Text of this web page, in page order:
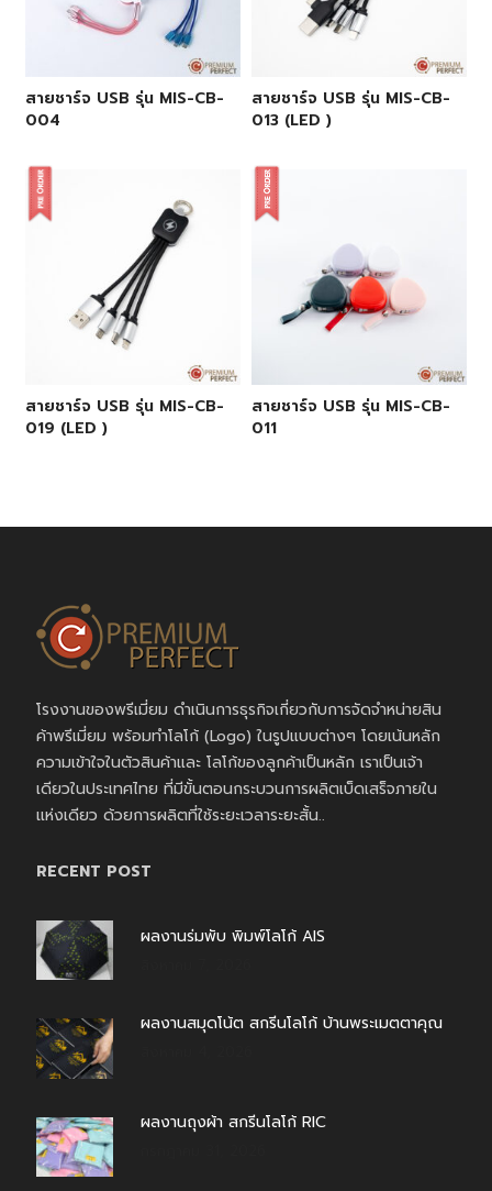
สายชาร์จ USB รุ่น MIS-CB-
004
สายชาร์จ USB รุ่น MIS-CB-
013 (LED )
สายชาร์จ USB รุ่น MIS-CB-
019 (LED )
สายชาร์จ USB รุ่น MIS-CB-
011
โรงงานของพรีเมี่ยม ดำเนินการธุรกิจเกี่ยวกับการจัดจำหน่ายสิน
ค้าพรีเมี่ยม พร้อมทำโลโก้ (Logo) ในรูปแบบต่างๆ โดยเน้นหลัก
ความเข้าใจในตัวสินค้าและ โลโก้ของลูกค้าเป็นหลัก เราเป็นเจ้า
เดียวในประเทศไทย ที่มีขั้นตอนกระบวนการผลิตเบ็ดเสร็จภายใน
แห่งเดียว ด้วยการผลิตที่ใช้ระยะเวลาระยะสั้น..
RECENT POST
ผลงานร่มพับ พิมพ์โลโก้ AIS
ผลงานสมุดโน้ต สกรีนโลโก้ บ้านพระเมตตาคุณ
ผลงานถุงผ้า สกรีนโลโก้ RIC